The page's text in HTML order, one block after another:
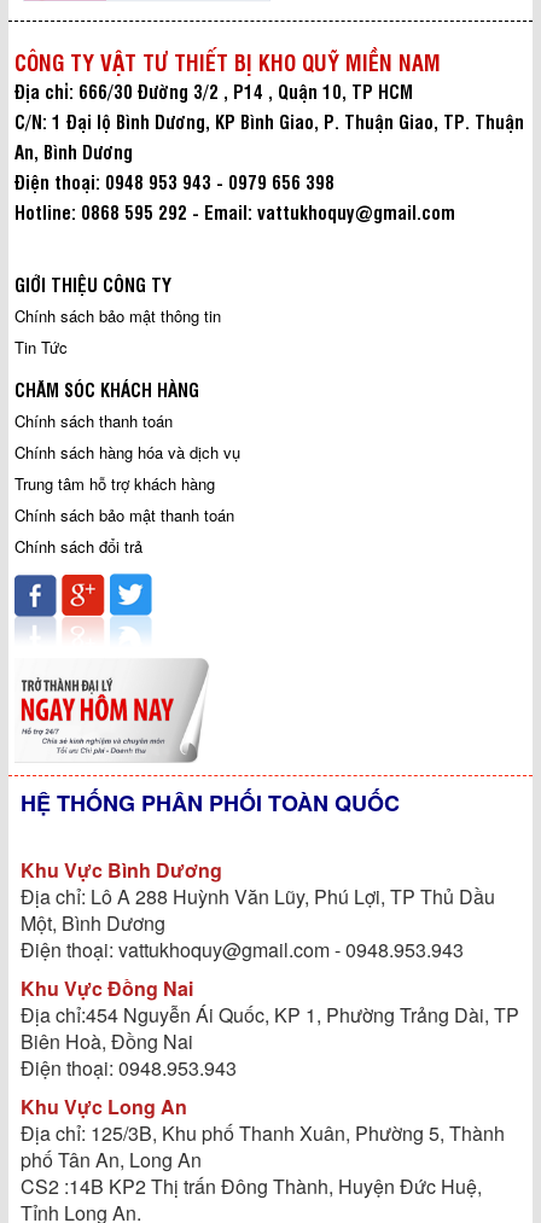
CÔNG TY VẬT TƯ THIẾT BỊ KHO QUỸ MIỀN NAM
Địa chỉ: 666/30 Đường 3/2 , P14 , Quận 10, TP HCM
C/N: 1 Đại lộ Bình Dương, KP Bình Giao, P. Thuận Giao, TP. Thuận
An, Bình Dương
Điện thoại: 0948 953 943 - 0979 656 398
Hotline: 0868 595 292 - Email: vattukhoquy@gmail.com
GIỚI THIỆU CÔNG TY
Chính sách bảo mật thông tin
Tin Tức
CHĂM SÓC KHÁCH HÀNG
Chính sách thanh toán
Chính sách hàng hóa và dịch vụ
Trung tâm hỗ trợ khách hàng
Chính sách bảo mật thanh toán
Chính sách đổi trả
HỆ THỐNG PHÂN PHỐI TOÀN QUỐC
Khu Vực Bình Dương
Địa chỉ: Lô A 288 Huỳnh Văn Lũy, Phú Lợi, TP Thủ Dầu
Một, Bình Dương
Điện thoại: vattukhoquy@gmail.com - 0948.953.943
Khu Vực Đồng Nai
Địa chỉ:454 Nguyễn Ái Quốc, KP 1, Phường Trảng Dài, TP
Biên Hoà, Đồng Nai
Điện thoại: 0948.953.943
Khu Vực Long An
Địa chỉ: 125/3B, Khu phố Thanh Xuân, Phường 5, Thành
phố Tân An, Long An
CS2 :14B KP2 Thị trấn Đông Thành, Huyện Đức Huệ,
Tỉnh Long An.